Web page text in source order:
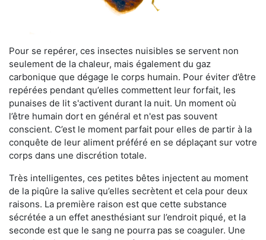
Pour se repérer, ces insectes nuisibles se servent non
seulement de la chaleur, mais également du gaz
carbonique que dégage le corps humain. Pour éviter d’être
repérées pendant qu’elles commettent leur forfait, les
punaises de lit s'activent durant la nuit. Un moment où
l’être humain dort en général et n'est pas souvent
conscient. C’est le moment parfait pour elles de partir à la
conquête de leur aliment préféré en se déplaçant sur votre
corps dans une discrétion totale.
Très intelligentes, ces petites bêtes injectent au moment
de la piqûre la salive qu’elles secrètent et cela pour deux
raisons. La première raison est que cette substance
sécrétée a un effet anesthésiant sur l’endroit piqué, et la
seconde est que le sang ne pourra pas se coaguler. Une